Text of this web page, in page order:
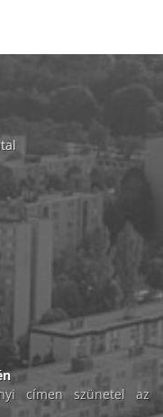
címen szünetel az